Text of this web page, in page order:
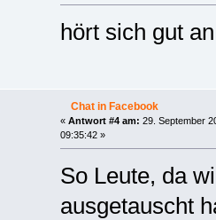
hört sich gut an
Chat in Facebook
« Antwort #4 am: 29. September
09:35:42 »
So Leute, da
ausgetauscht